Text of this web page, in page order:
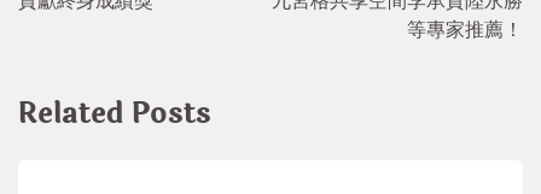
等專家推薦！
Related Posts